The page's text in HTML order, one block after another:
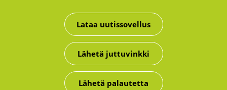
Lataa uutissovellus
Lähetä juttuvinkki
Lähetä palautetta